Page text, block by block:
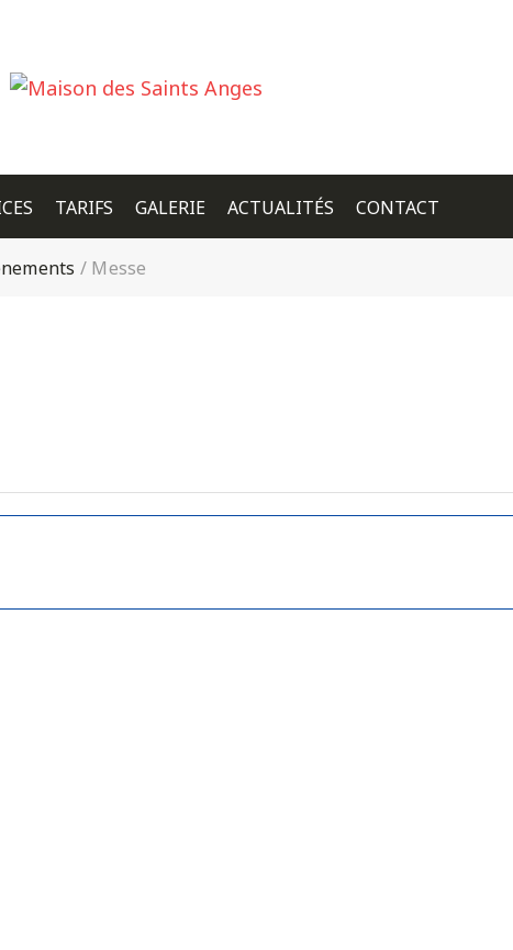
TARIFS GALERIE ACTUALITÉS CONTACT
/ Messe